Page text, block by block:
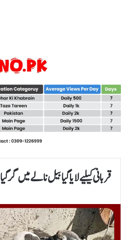
قربانی کیلیے لایا گیا بیل نالے میں گرگیا